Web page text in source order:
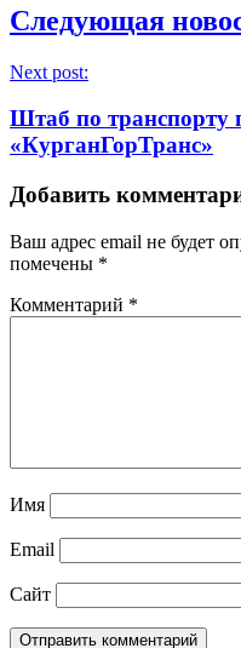
Следующая
Next post:
Штаб по транспорту
«КурганГорТранс»
Добавить
Ваш адрес email не будет
помечены *
Комментарий *
Имя
Email
Сайт